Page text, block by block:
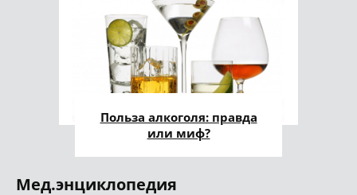
Польза алкоголя: правда
или миф?
Мед.энциклопедия